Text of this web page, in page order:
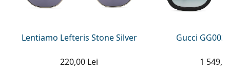
Persol
Lentiamo Lefteris Stone Silver
220,00 Lei
Gucci
1